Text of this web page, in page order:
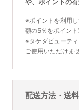
※ポイントを利用
額の5％をポイント
※タケダビューテ
ご使用いただけませ
配送方法・送